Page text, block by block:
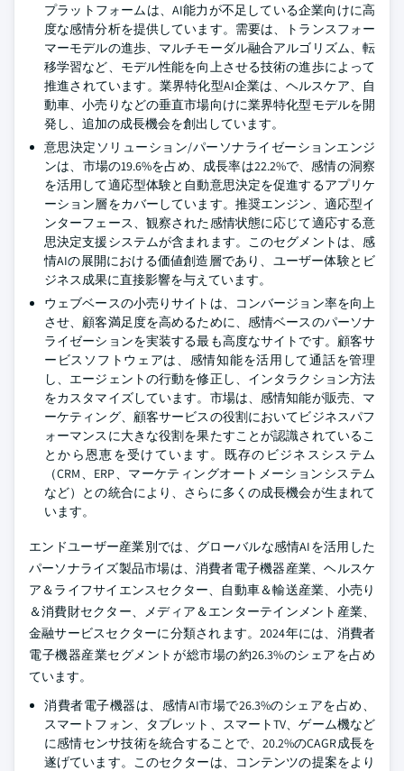
プラットフォームは、AI能力が不足している企業向けに高
度な感情分析を提供しています。需要は、トランスフォー
マーモデルの進歩、マルチモーダル融合アルゴリズム、転
移学習など、モデル性能を向上させる技術の進歩によって
推進されています。業界特化型AI企業は、ヘルスケア、自
動車、小売りなどの垂直市場向けに業界特化型モデルを開
発し、追加の成長機会を創出しています。
意思決定ソリューション/パーソナライゼーションエンジ
ンは、市場の19.6%を占め、成長率は22.2%で、感情の洞察
を活用して適応型体験と自動意思決定を促進するアプリケ
ーション層をカバーしています。推奨エンジン、適応型イ
ンターフェース、観察された感情状態に応じて適応する意
思決定支援システムが含まれます。このセグメントは、感
情AIの展開における価値創造層であり、ユーザー体験とビ
ジネス成果に直接影響を与えています。
ウェブベースの小売りサイトは、コンバージョン率を向上
させ、顧客満足度を高めるために、感情ベースのパーソナ
ライゼーションを実装する最も高度なサイトです。顧客サ
ービスソフトウェアは、感情知能を活用して通話を管理
し、エージェントの行動を修正し、インタラクション方法
をカスタマイズしています。市場は、感情知能が販売、マ
ーケティング、顧客サービスの役割においてビジネスパフ
ォーマンスに大きな役割を果たすことが認識されているこ
とから恩恵を受けています。既存のビジネスシステム
（CRM、ERP、マーケティングオートメーションシステム
など）との統合により、さらに多くの成長機会が生まれて
います。
エンドユーザー産業別では、グローバルな感情AIを活用した
パーソナライズ製品市場は、消費者電子機器産業、ヘルスケ
ア＆ライフサイエンスセクター、自動車＆輸送産業、小売り
＆消費財セクター、メディア＆エンターテインメント産業、
金融サービスセクターに分類されます。2024年には、消費者
電子機器産業セグメントが総市場の約26.3%のシェアを占め
ています。
消費者電子機器は、感情AI市場で26.3%のシェアを占め、
スマートフォン、タブレット、スマートTV、ゲーム機など
に感情センサ技術を統合することで、20.2%のCAGR成長を
遂げています。このセクターは、コンテンツの提案をより